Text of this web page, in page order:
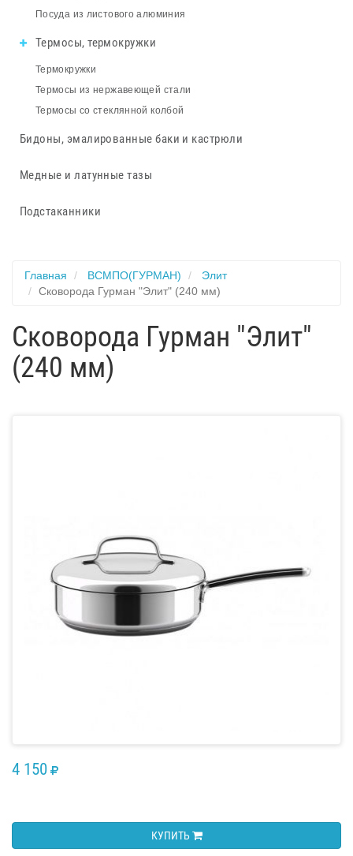
Посуда из листового алюминия
Термосы, термокружки
Термокружки
Термосы из нержавеющей стали
Термосы со стеклянной колбой
Бидоны, эмалированные баки и кастрюли
Медные и латунные тазы
Подстаканники
Главная ВСМПО(ГУРМАН)
Элит
Сковорода Гурман "Элит" (240 мм)
Сковорода Гурман "Элит"
(240 мм)
4 150 RUB
КУПИТЬ